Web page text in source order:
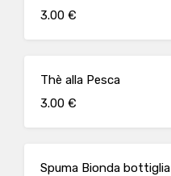
3.00 €
Thè alla Pesca
3.00 €
Spuma Bionda bottiglia